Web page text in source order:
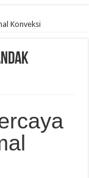
Konveksi